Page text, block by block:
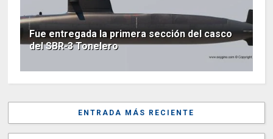
Fue entregada la primera sección del casco
del SBR-3 Tonelero
ENTRADA MÁS RECIENTE